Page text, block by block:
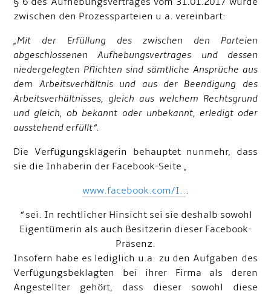
zwischen den Prozessparteien u.a. vereinbart:
„Mit der Erfüllung des zwischen den Parteien
abgeschlossenen Aufhebungsvertrages und dessen
niedergelegten Pflichten sind sämtliche Ansprüche aus
dem Arbeitsverhältnis und aus der Beendigung des
Arbeitsverhältnisses, gleich aus welchem Rechtsgrund
und gleich, ob bekannt oder unbekannt, erledigt oder
ausstehend erfüllt“.
Die Verfügungsklägerin behauptet nunmehr, dass
sie die Inhaberin der Facebook-Seite„
www.facebook.com/I.. .
“sei. In rechtlicher Hinsicht sei sie deshalb sowohl
Eigentümerin als auch Besitzerin dieser Facebook-
Präsenz.
Insofern habe es lediglich u.a. zu den Aufgaben des
Verfügungsbeklagten bei ihrer Firma als deren
Angestellter gehört, dass dieser sowohl diese